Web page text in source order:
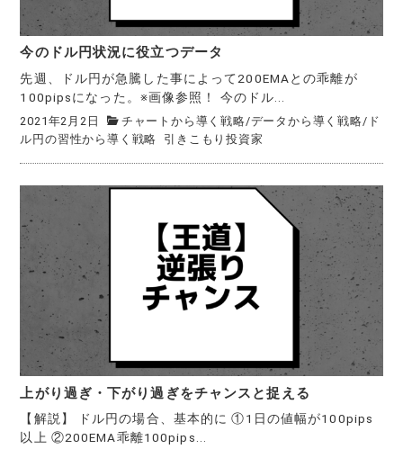
今のドル円状況に役立つデータ
先週、ドル円が急騰した事によって200EMAとの乖離が
100pipsになった。※画像参照！ 今のドル...
2021年2月2日 チャートから導く戦略/データから導く戦略/ ド
ル円の習性から導く戦略
引きこもり投資家
上がり過ぎ・下がり過ぎをチャンスと捉える
【解説】 ドル円の場合、基本的に ①1日の値幅が100pips
以上 ②200EMA乖離100pips...